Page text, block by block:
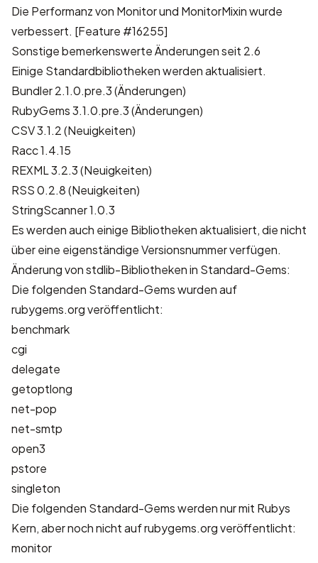
Die Performanz von Monitor und MonitorMixin wurde
verbessert. [Feature #16255]
Sonstige bemerkenswerte Änderungen seit 2.6
Einige Standardbibliotheken werden aktualisiert.
Bundler 2.1.0.pre.3 (Änderungen)
RubyGems 3.1.0.pre.3 (Änderungen)
CSV 3.1.2 (Neuigkeiten)
Racc 1.4.15
REXML 3.2.3 (Neuigkeiten)
RSS 0.2.8 (Neuigkeiten)
StringScanner 1.0.3
Es werden auch einige Bibliotheken aktualisiert, die nicht
über eine eigenständige Versionsnummer verfügen.
Änderung von stdlib-Bibliotheken in Standard-Gems:
Die folgenden Standard-Gems wurden auf
rubygems.org veröffentlicht:
benchmark
cgi
delegate
getoptlong
net-pop
net-smtp
open3
pstore
singleton
Die folgenden Standard-Gems werden nur mit Rubys
Kern, aber noch nicht auf rubygems.org veröffentlicht:
monitor